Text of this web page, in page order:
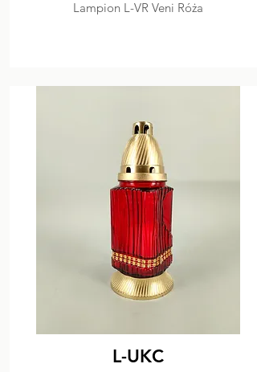
Lampion L-VR Veni Róża
L-UKC